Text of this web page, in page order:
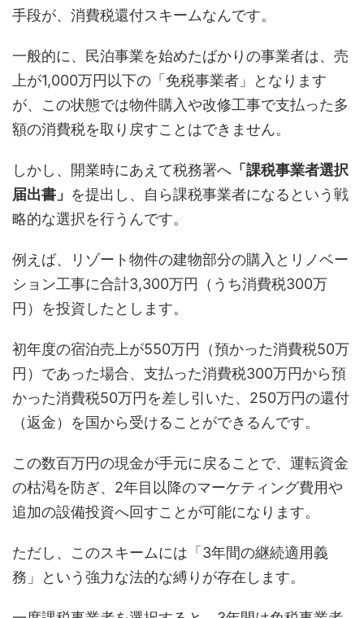
手段が、消費税還付スキームなんです。
一般的に、民泊事業を始めたばかりの事業者は、売
上が1,000万円以下の「免税事業者」となります
が、この状態では物件購入や改修工事で支払った多
額の消費税を取り戻すことはできません。
しかし、開業時にあえて税務署へ 「課税事業者選択
届出書」 を提出し、自ら課税事業者になるという戦
略的な選択を行うんです。
例えば、リゾート物件の建物部分の購入とリノベー
ション工事に合計3,300万円（うち消費税300万
円）を投資したとします。
初年度の宿泊売上が550万円（預かった消費税50万
円）であった場合、支払った消費税300万円から預
かった消費税50万円を差し引いた、250万円の還付
（返金）を国から受けることができるんです。
この数百万円の現金が手元に戻ることで、運転資金
の枯渇を防ぎ、2年目以降のマーケティング費用や
追加の設備投資へ回すことが可能になります。
ただし、このスキームには「3年間の継続適用義
務」という強力な法的な縛りが存在します。